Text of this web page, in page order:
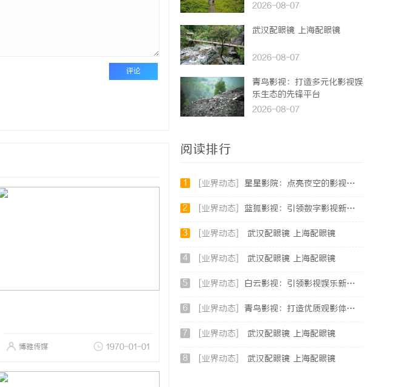
评论
博雅传媒 1970-01-01
2026-08-07
武汉配眼镜 上海配眼镜
2026-08-07
青鸟影视：打造多元化影视娱
乐生态的先锋平台
2026-08-07
阅读排行
1 [业界动态] 星星影院：点亮夜空的影视艺术殿堂
2 [业界动态] 蓝狐影视：引领数字影视新时代的创新力量
3 [业界动态] 武汉配眼镜 上海配眼镜
4 [业界动态] 武汉配眼镜 上海配眼镜
5 [业界动态] 白云影视：引领影视娱乐新时代的内容创新平台
6 [业界动态] 青鸟影视：打造优质观影体验的行业新标杆
7 [业界动态] 武汉配眼镜 上海配眼镜
8 [业界动态] 武汉配眼镜 上海配眼镜